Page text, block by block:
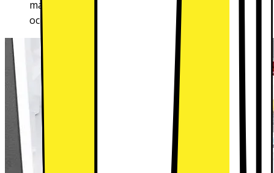
matvarorna på hyllorna och i dörren kyls effektivt
och håller sig fräscha längre.